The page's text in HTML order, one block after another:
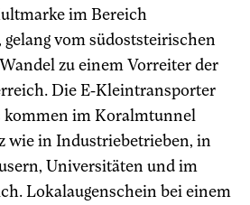
im Bereich
gelang vom südoststeirischen
zu einem Vorreiter der
Die E-Kleintransporter
kommen im Koralmtunnel
wie in Industrie­betrieben, in
Universitäten und im
Lokalaugenschein bei einem